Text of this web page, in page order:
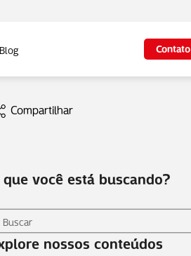
Blog Contato
Compartilhar
que você está buscando?
nossos conteúdos